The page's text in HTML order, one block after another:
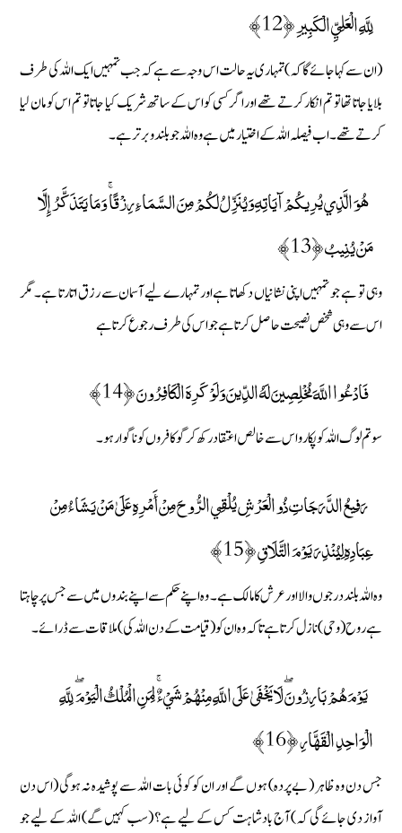
لِلَّهِ الْعَلِيِّ الْكَبِيرِ ﴿12﴾
(ان سے کہا جائے گا کہ) تمہاری یہ حالت اس وجہ سے ہے کہ جب تمہیں ایک اللہ کی طرف
بلایا جاتا تھا تو تم انکار کرتے تھے اور اگر کسی کو اس کے ساتھ شریک کیا جاتا تو تم اس کو مان لیا
کرتے تھے۔ اب فیصلہ اللہ کے اختیار میں ہے وہ اللہ جو بلندو برتر ہے۔
هُوَ الَّذِي يُرِيكُمْ آيَاتِهِ وَيُنَزِّلُ لَكُمْ مِنَ السَّمَاءِ رِزْقًا ۚ وَمَا يَتَذَكَّرُ إِلَّا
مَنْ يُنِيبُ ﴿13﴾
وہی تو ہے جو تمہیں اپنی نشانیاں دکھاتا ہے اور تمہارے لیے آسمان سے رزق اتارتا ہے۔ مگر
اس سے وہی شخص نصیحت حاصل کرتا ہے جو اس کی طرف رجوع کرتا ہے
فَادْعُوا اللَّهَ مُخْلِصِينَ لَهُ الدِّينَ وَلَوْ كَرِهَ الْكَافِرُونَ ﴿14﴾
سو تم لوگ اللہ کو پکارو اس سے خالص اعتقاد رکھ کر گو کافروں کو ناگوار ہو۔
رَفِيعُ الدَّرَجَاتِ ذُو الْعَرْشِ يُلْقِي الرُّوحَ مِنْ أَمْرِهِ عَلَىٰ مَنْ يَشَاءُ مِنْ
عِبَادِهِ لِيُنْذِرَ يَوْمَ التَّلَاقِ ﴿15﴾
وہ اللہ بلند درجوں والا اور عرش کا مالک ہے ۔ وہ اپنے حکم سے اپنے بندوں میں سے جس پر چاہتا
ہے روح ( وحی) نازل کرتا ہے تاکہ وہ ان کو ( قیامت کے دن اللہ کی) ملاقات سے ڈرائے۔
يَوْمَ هُمْ بَارِزُونَ ۖ لَا يَخْفَىٰ عَلَى اللَّهِ مِنْهُمْ شَيْءٌ ۚ لِمَنِ الْمُلْكُ الْيَوْمَ ۖ لِلَّهِ
الْوَاحِدِ الْقَهَّارِ ﴿16﴾
جس دن وہ ظاہر ( بےپردہ) ہوں گے اور ان کو کوئی بات اللہ سے پوشیدہ نہ ہوگی (اس دن
آواز دی جائے گی کہ) آج بادشاہت کس کے لیے ہے؟ (سب کہیں گے) اللہ کے لیے جو